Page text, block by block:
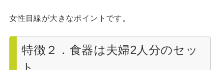
女性目線が大きなポイントです。
特徴２．食器は夫婦2人分のセッ